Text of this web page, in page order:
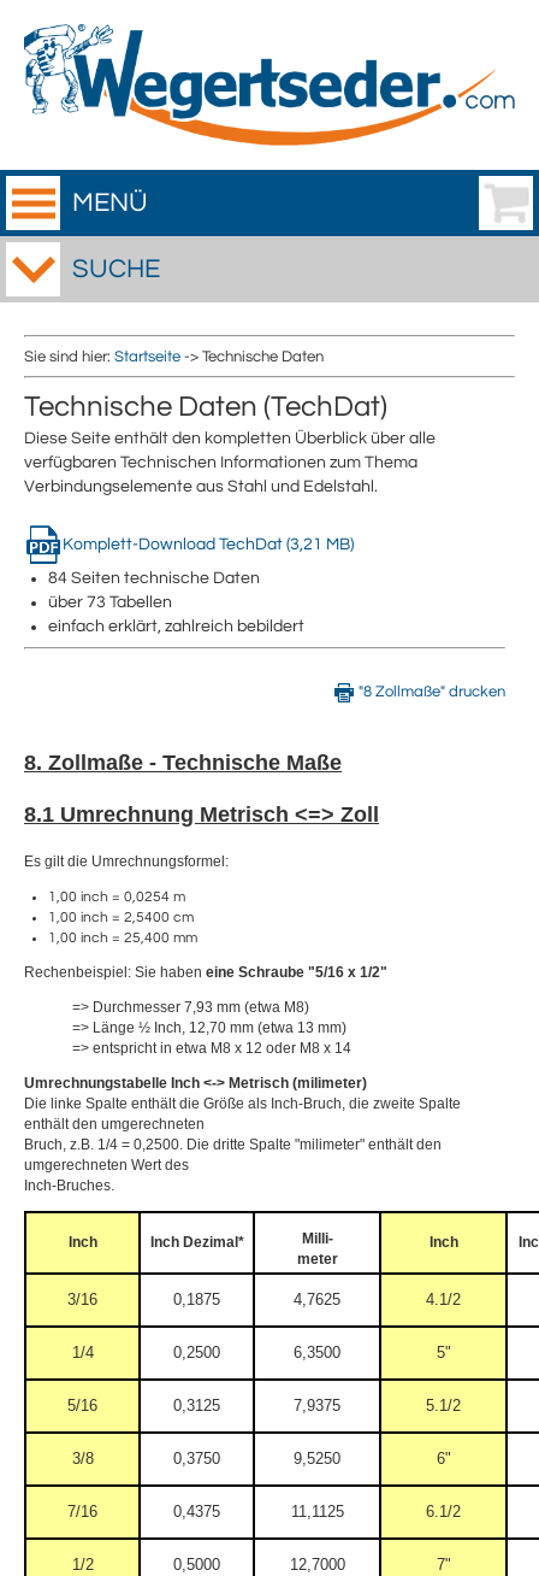
MENÜ
SUCHE
Sie sind hier: Startseite -> Technische Daten
Technische Daten (TechDat)
Diese Seite enthält den kompletten Überblick über alle
verfügbaren Technischen Informationen zum Thema
Verbindungselemente aus Stahl und Edelstahl.
Komplett-Download TechDat (3,21 MB)
84 Seiten technische Daten
über 73 Tabellen
einfach erklärt, zahlreich bebildert
"8 Zollmaße" drucken
8. Zollmaße - Technische Maße
8.1 Umrechnung Metrisch <=> Zoll
Es gilt die Umrechnungsformel:
1,00 inch = 0,0254 m
1,00 inch = 2,5400 cm
1,00 inch = 25,400 mm
Rechenbeispiel: Sie haben eine Schraube "5/16 x 1/2"
=> Durchmesser 7,93 mm (etwa M8)
=> Länge ½ Inch, 12,70 mm (etwa 13 mm)
=> entspricht in etwa M8 x 12 oder M8 x 14
Umrechnungstabelle Inch <-> Metrisch (milimeter)
Die linke Spalte enthält die Größe als Inch-Bruch, die zweite Spalte
enthält den umgerechneten
Bruch, z.B. 1/4 = 0,2500. Die dritte Spalte "milimeter" enthält den
umgerechneten Wert des
Inch-Bruches.
Inch Inch Dezimal*
Milli-
meter
Inch
3/16 0,1875 4,7625 4.1/2
1/4 0,2500 6,3500 5"
5/16 0,3125 7,9375 5.1/2
3/8 0,3750 9,5250 6"
7/16 0,4375 11,1125 6.1/2
1/2 0,5000 12,7000 7"